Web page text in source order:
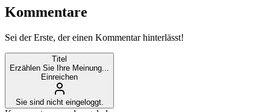
Kommentare
Sei der Erste, der einen Kommentar hinterlässt!
Titel
Erzählen Sie Ihre Meinung...
Einreichen
Sie sind nicht eingeloggt.